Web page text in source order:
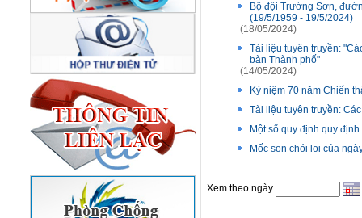
Bộ đội Trường Sơn,
(19/5/1959 - 19/5/2024)
(18/05/2024)
Tài liệu tuyên truyền:
bàn Thành phố"
(14/05/2024)
Kỷ niệm 70 năm Chiến
Tài liệu tuyên truyền:
Một số quy định quy
Mốc son chói lọi của
Xem theo ngày